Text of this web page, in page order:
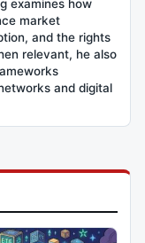
examines how
market
and the rights
relevant, he also
and digital